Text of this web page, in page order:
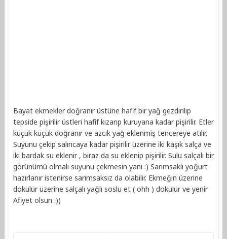
Bayat ekmekler doğranır üstüne hafif bir yağ gezdirilip
tepside pişirilir üstleri hafif kızarıp kuruyana kadar pişirilir. Etler
küçük küçük doğranır ve azcık yağ eklenmiş tencereye atılır.
Suyunu çekip salıncaya kadar pişirilir üzerine iki kaşık salça ve
iki bardak su eklenir , biraz da su eklenip pişirilir. Sulu salçalı bir
görünümü olmalı suyunu çekmesin yani :) Sarımsaklı yoğurt
hazırlanır istenirse sarımsaksız da olabilir. Ekmeğin üzerine
dökülür üzerine salçalı yağlı soslu et ( ohh ) dökülür ve yenir
Afiyet olsun :))